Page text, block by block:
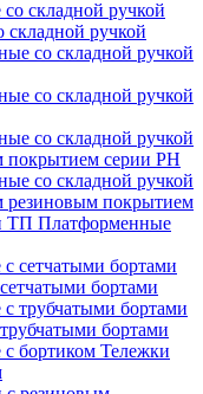
ручкой
со складной ручкой
со складной ручкой
со складной ручкой
покрытием серии PH
со складной ручкой
резиновым покрытием
Платформенные
бортами
бортами
Тележки